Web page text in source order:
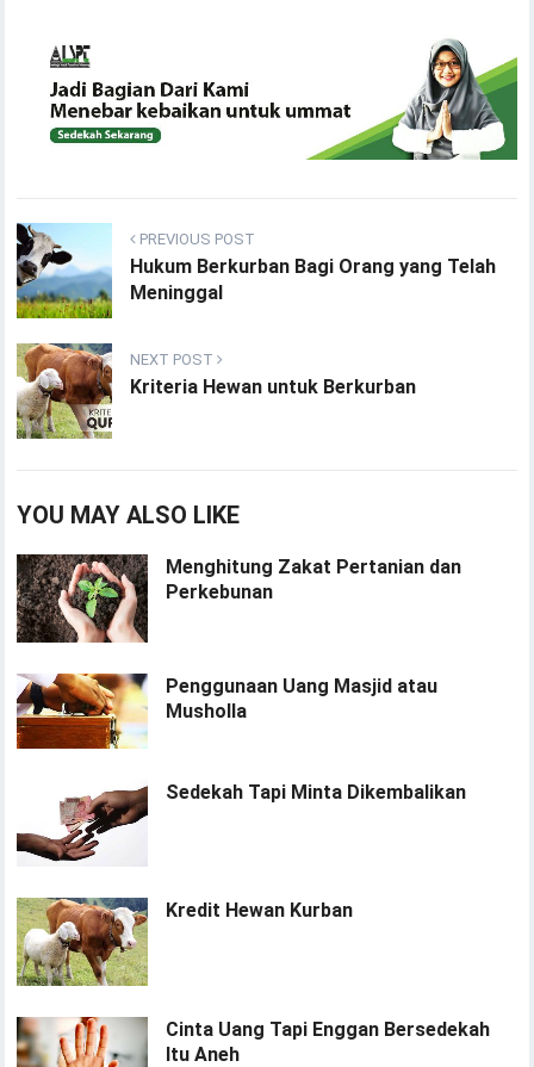
PREVIOUS POST
Hukum Berkurban Bagi Orang yang Telah
Meninggal
NEXT POST
Kriteria Hewan untuk Berkurban
YOU MAY ALSO LIKE
Menghitung Zakat Pertanian dan
Perkebunan
Penggunaan Uang Masjid atau
Musholla
Sedekah Tapi Minta Dikembalikan
Kredit Hewan Kurban
Cinta Uang Tapi Enggan Bersedekah
Itu Aneh